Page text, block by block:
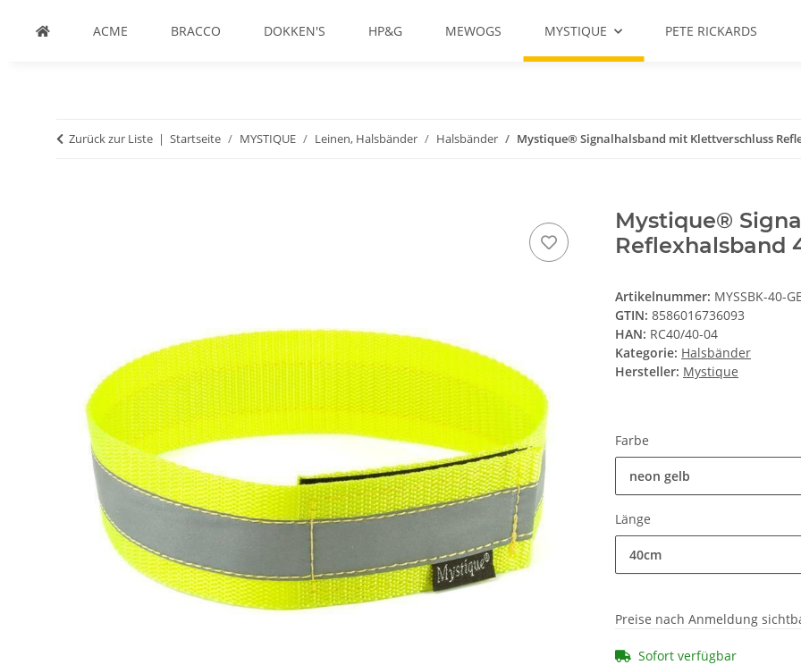
ACME BRACCO DOKKEN'S HP&G MEWOGS MYSTIQUE PETE RICKARDS
Zurück zur Liste Startseite MYSTIQUE Leinen, Halsbänder Halsbänder Mystique® Signalhalsband mit Klettverschluss
Mystique®
Reflexhalsband
Artikelnummer: MYSSBK-40-
GTIN: 8586016736093
HAN: RC40/40-04
Kategorie: Halsbänder
Hersteller: Mystique
Farbe
neon gelb
Länge
40cm
Preise nach Anmeldung
Sofort verfügbar